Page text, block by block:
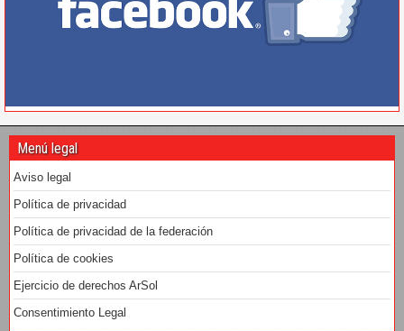
Menú legal
Aviso legal
Política de privacidad
Política de privacidad de la federación
Política de cookies
Ejercicio de derechos ArSol
Consentimiento Legal